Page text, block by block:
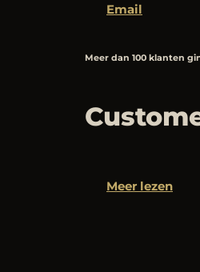
Email
Meer dan 100 klanten
Meer lezen